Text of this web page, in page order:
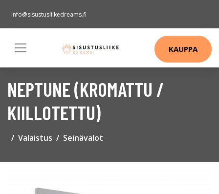
info@sisustusliikedreams.fi
KAUPPA
NEPTUNE (KROMATTU /
KIILLOTETTU)
Valaistus Seinävalot